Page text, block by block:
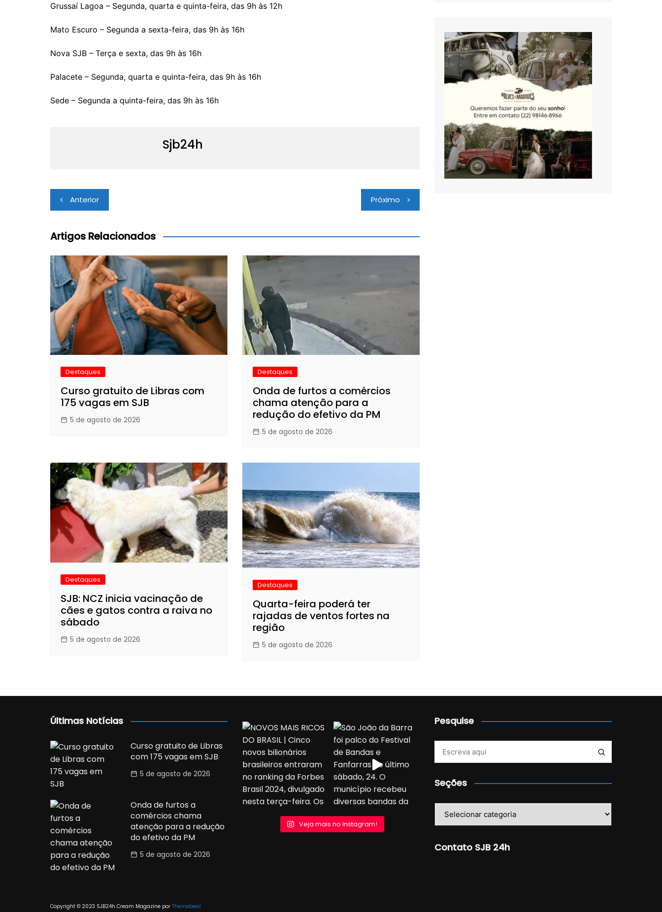
Grussaí Lagoa – Segunda, quarta e quinta-feira, das 9h às 12h
Mato Escuro – Segunda a sexta-feira, das 9h às 16h
Nova SJB – Terça e sexta, das 9h às 16h
Palacete – Segunda, quarta e quinta-feira, das 9h às 16h
Sede – Segunda a quinta-feira, das 9h às 16h
Sjb24h
Navegação
de
Post
Anterior Próximo
Artigos Relacionados
Destaques
Curso gratuito de Libras com
175 vagas em SJB
5 de agosto de 2026
Destaques
Onda de furtos a comércios
chama atenção para a
redução do efetivo da PM
5 de agosto de 2026
Destaques
SJB: NCZ inicia vacinação de
cães e gatos contra a raiva no
sábado
5 de agosto de 2026
Destaques
Quarta-feira poderá ter
rajadas de ventos fortes na
região
5 de agosto de 2026
Últimas Notícias
Curso gratuito de Libras
com 175 vagas em SJB
5 de agosto de 2026
Onda de furtos a
comércios chama
atenção para a redução
do efetivo da PM
5 de agosto de 2026
Veja mais no Instagram!
Pesquise
Seções
Contato SJB 24h
Copyright © 2023 SJB24h Cream Magazine por Themebeez